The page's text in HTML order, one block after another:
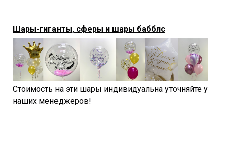
Шары-гиганты, сферы и шары бабблс
Стоимость на эти шары индивидуальна уточняйте у
наших менеджеров!